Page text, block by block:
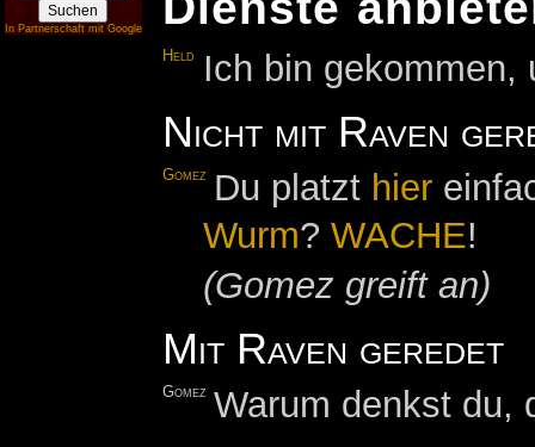
In Partnerschaft mit Google
Held Ich bin gekommen,
Nicht mit Raven
Gomez Du platzt hier
Wurm?WACHE!
(Gomez greift an)
Mit Raven geredet
Gomez Warum denkst du,